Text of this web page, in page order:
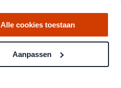
Alle cookies toestaan
Aanpassen